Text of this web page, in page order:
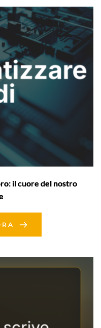
il cuore del nostro